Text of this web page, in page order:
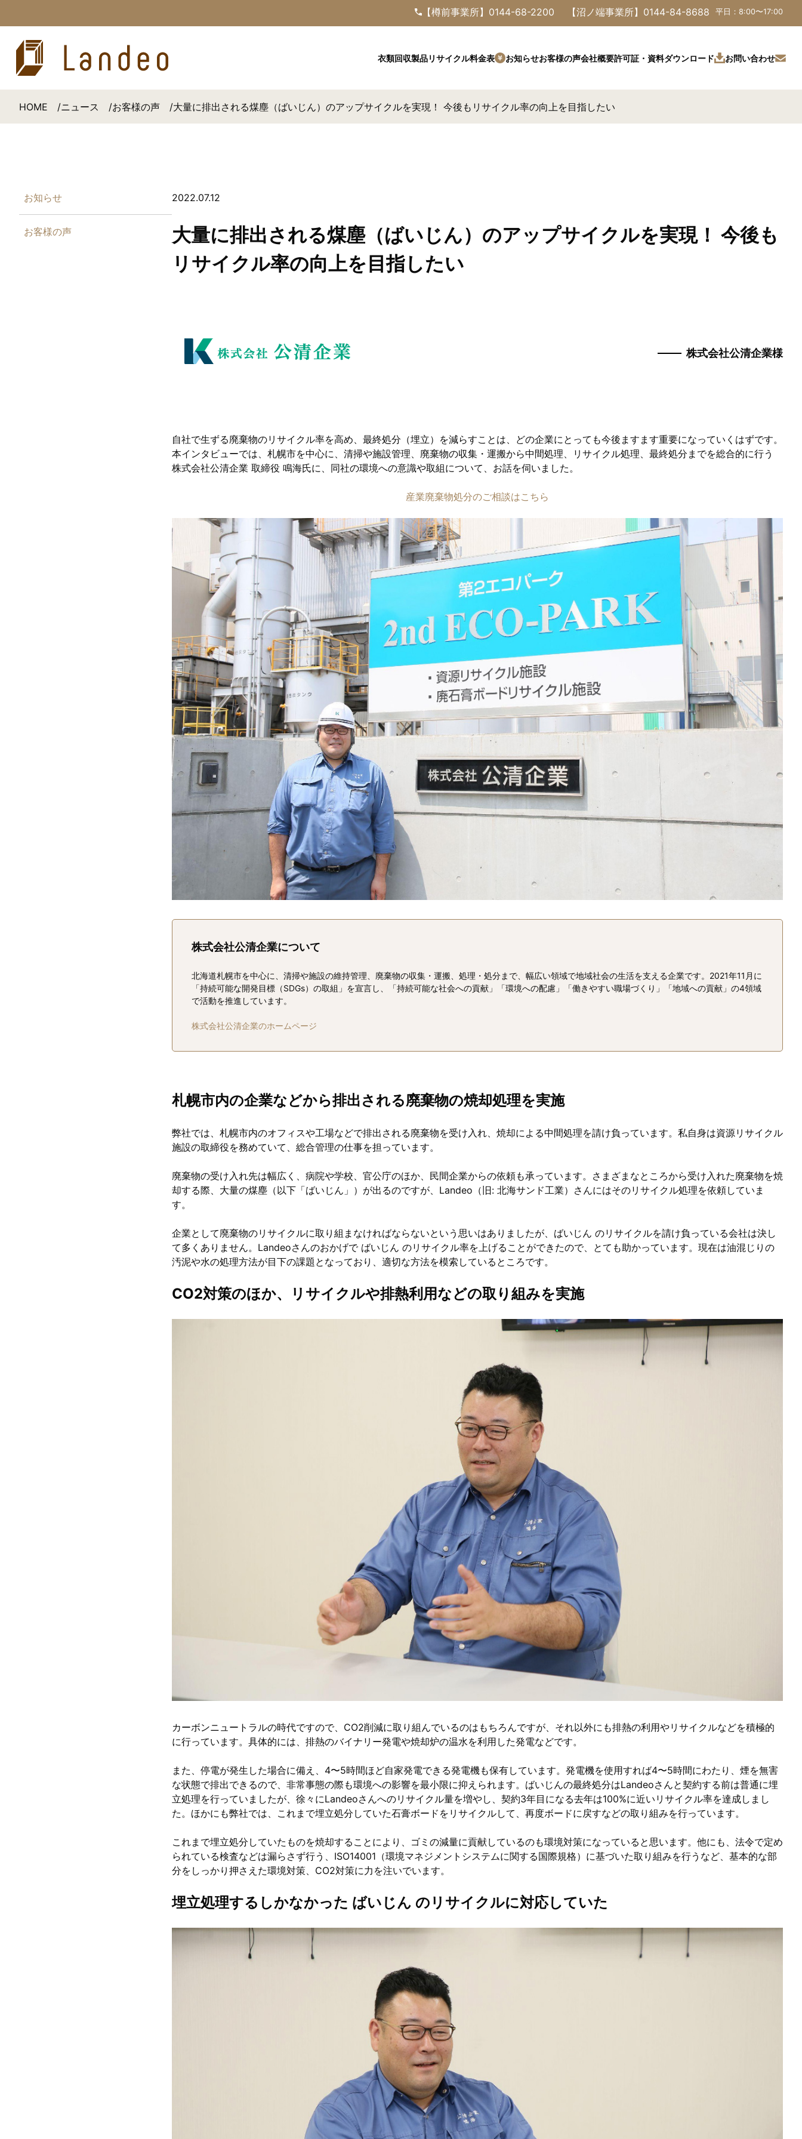
【樽前事業所】 0144-68-2200 【沼ノ端事業所】 0144-84-8688 平日：8:00〜17:00
衣類回収製品リサイクル料金表 お知らせお客様の声会社概要許可証・資料ダウンロード お問い合わせ
HOME ニュース お客様の声 大量に排出される煤塵（ばいじん）のアップサイクルを実現！ 今後もリサイクル率の向上を目指したい
お知らせ
お客様の声
2022.07.12
大量に排出される煤塵（ばいじん）のアップサイクルを実現！ 今後も
リサイクル率の向上を目指したい
株式会社公清企業様
自社で生ずる廃棄物のリサイクル率を高め、最終処分（埋立）を減らすことは、どの企業にとっても今後ますます重要になっていくはずです。
本インタビューでは、札幌市を中心に、清掃や施設管理、廃棄物の収集・運搬から中間処理、リサイクル処理、最終処分までを総合的に行う
株式会社公清企業 取締役 鳴海氏に、同社の環境への意識や取組について、お話を伺いました。
産業廃棄物処分のご相談はこちら
株式会社公清企業について
北海道札幌市を中心に、清掃や施設の維持管理、廃棄物の収集・運搬、処理・処分まで、幅広い領域で地域社会の生活を支える企業です。2021年11月に
「持続可能な開発目標（SDGs）の取組」を宣言し、「持続可能な社会への貢献」「環境への配慮」「働きやすい職場づくり」「地域への貢献」の4領域
で活動を推進しています。
株式会社公清企業のホームページ
札幌市内の企業などから排出される廃棄物の焼却処理を実施
弊社では、札幌市内のオフィスや工場などで排出される廃棄物を受け入れ、焼却による中間処理を請け負っています。私自身は資源リサイクル
施設の取締役を務めていて、総合管理の仕事を担っています。
廃棄物の受け入れ先は幅広く、病院や学校、官公庁のほか、民間企業からの依頼も承っています。さまざまなところから受け入れた廃棄物を焼
却する際、大量の煤塵（以下「ばいじん」）が出るのですが、Landeo（旧: 北海サンド工業）さんにはそのリサイクル処理を依頼していま
す。
企業として廃棄物のリサイクルに取り組まなければならないという思いはありましたが、ばいじん のリサイクルを請け負っている会社は決し
て多くありません。Landeoさんのおかげで ばいじん のリサイクル率を上げることができたので、とても助かっています。現在は油混じりの
汚泥や水の処理方法が目下の課題となっており、適切な方法を模索しているところです。
CO2対策のほか、リサイクルや排熱利用などの取り組みを実施
カーボンニュートラルの時代ですので、CO2削減に取り組んでいるのはもちろんですが、それ以外にも排熱の利用やリサイクルなどを積極的
に行っています。具体的には、排熱のバイナリー発電や焼却炉の温水を利用した発電などです。
また、停電が発生した場合に備え、4〜5時間ほど自家発電できる発電機も保有しています。発電機を使用すれば4〜5時間にわたり、煙を無害
な状態で排出できるので、非常事態の際も環境への影響を最小限に抑えられます。ばいじんの最終処分はLandeoさんと契約する前は普通に埋
立処理を行っていましたが、徐々にLandeoさんへのリサイクル量を増やし、契約3年目になる去年は100%に近いリサイクル率を達成しまし
た。ほかにも弊社では、これまで埋立処分していた石膏ボードをリサイクルして、再度ボードに戻すなどの取り組みを行っています。
これまで埋立処分していたものを焼却することにより、ゴミの減量に貢献しているのも環境対策になっていると思います。他にも、法令で定め
られている検査などは漏らさず行う、ISO14001（環境マネジメントシステムに関する国際規格）に基づいた取り組みを行うなど、基本的な部
分をしっかり押さえた環境対策、CO2対策に力を注いでいます。
埋立処理するしかなかった ばいじん のリサイクルに対応していた